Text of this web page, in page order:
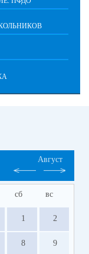
Август
сб вс
1 2
8 9